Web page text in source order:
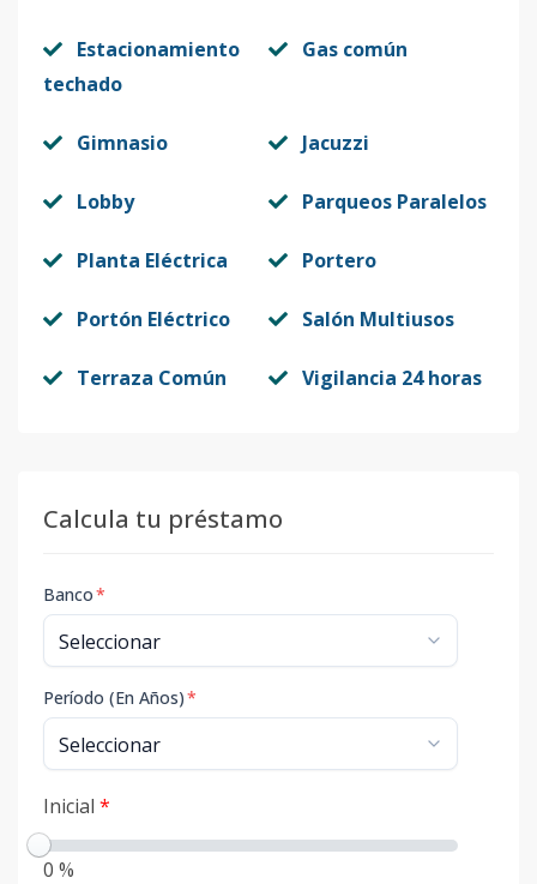
Estacionamiento
techado
Gas común
Gimnasio Jacuzzi
Lobby Parqueos Paralelos
Planta Eléctrica Portero
Portón Eléctrico Salón Multiusos
Terraza Común Vigilancia 24 horas
Calcula tu préstamo
Banco*
Período (En Años)*
Inicial *
0 %